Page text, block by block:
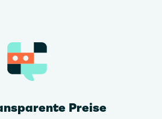
Preise